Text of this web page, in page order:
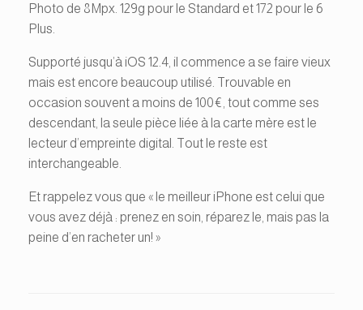
Photo de 8Mpx. 129g pour le Standard et 172 pour le 6
Plus.
Supporté jusqu’à iOS 12.4, il commence a se faire vieux
mais est encore beaucoup utilisé. Trouvable en
occasion souvent a moins de 100€, tout comme ses
descendant, la seule pièce liée à la carte mère est le
lecteur d’empreinte digital. Tout le reste est
interchangeable.
Et rappelez vous que « le meilleur iPhone est celui que
vous avez déjà : prenez en soin, réparez le, mais pas la
peine d’en racheter un! »